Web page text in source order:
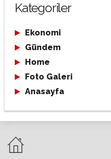
Kategoriler
Ekonomi
Gündem
Home
Foto Galeri
Anasayfa